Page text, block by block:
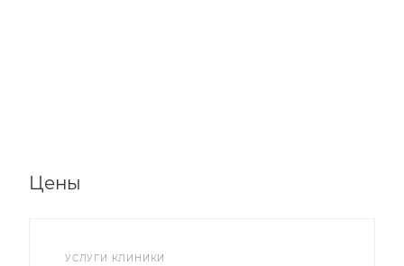
Цены
УСЛУГИ КЛИНИКИ